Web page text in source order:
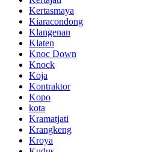
Kertasmaya
Kiaracondong
Klangenan
Klaten
Knoc Down
Knock
Koja
Kontraktor
Kopo
kota
Kramatjati
Krangkeng
Kroya